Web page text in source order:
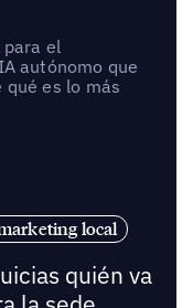
el
autónomo que
qué es lo más
local
quién va